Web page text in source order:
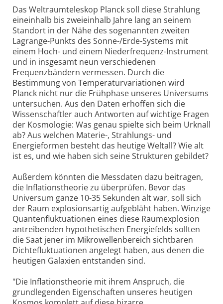
Das Weltraumteleskop Planck soll diese Strahlung
eineinhalb bis zweieinhalb Jahre lang an seinem
Standort in der Nähe des sogenannten zweiten
Lagrange-Punkts des Sonne-/Erde-Systems mit
einem Hoch- und einem Niederfrequenz-Instrument
und in insgesamt neun verschiedenen
Frequenzbändern vermessen. Durch die
Bestimmung von Temperaturvariationen wird
Planck nicht nur die Frühphase unseres Universums
untersuchen. Aus den Daten erhoffen sich die
Wissenschaftler auch Antworten auf wichtige Fragen
der Kosmologie: Was genau spielte sich beim Urknall
ab? Aus welchen Materie-, Strahlungs- und
Energieformen besteht das heutige Weltall? Wie alt
ist es, und wie haben sich seine Strukturen gebildet?
Außerdem könnten die Messdaten dazu beitragen,
die Inflationstheorie zu überprüfen. Bevor das
Universum ganze 10-35 Sekunden alt war, soll sich
der Raum explosionsartig aufgebläht haben. Winzige
Quantenfluktuationen eines diese Raumexplosion
antreibenden hypothetischen Energiefelds sollten
die Saat jener im Mikrowellenbereich sichtbaren
Dichtefluktuationen angelegt haben, aus denen die
heutigen Galaxien entstanden sind.
"Die Inflationstheorie mit ihrem Anspruch, die
grundlegenden Eigenschaften unseres heutigen